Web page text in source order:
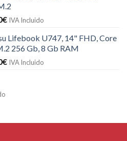
€ IVA Incluido
Lifebook U747, 14" FHD, Core
256 Gb, 8 Gb RAM
€ IVA Incluido